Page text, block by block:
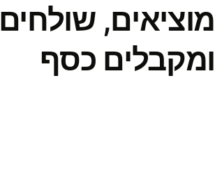
מוציאים, שולחים
ומקבלים כסף